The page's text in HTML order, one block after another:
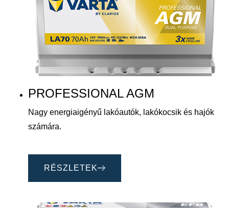
PROFESSIONAL AGM
Nagy energiaigényű lakóautók, lakókocsik és hajók
számára.
RÉSZLETEK